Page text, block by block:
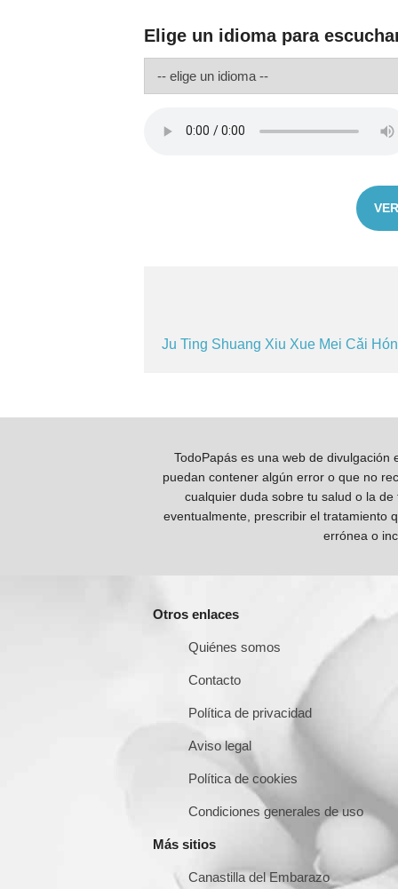
Elige un idioma para
Ju Ting Shuang Xiu Xue Mei Cǎi
TodoPapás es una web de
puedan contener algún error o que no
cualquier duda sobre tu salud o la
eventualmente, prescribir el tratamiento
errónea o
Otros enlaces
Quiénes somos
Contacto
Política de privacidad
Aviso legal
Política de cookies
Condiciones generales de uso
Más sitios
Canastilla del Embarazo